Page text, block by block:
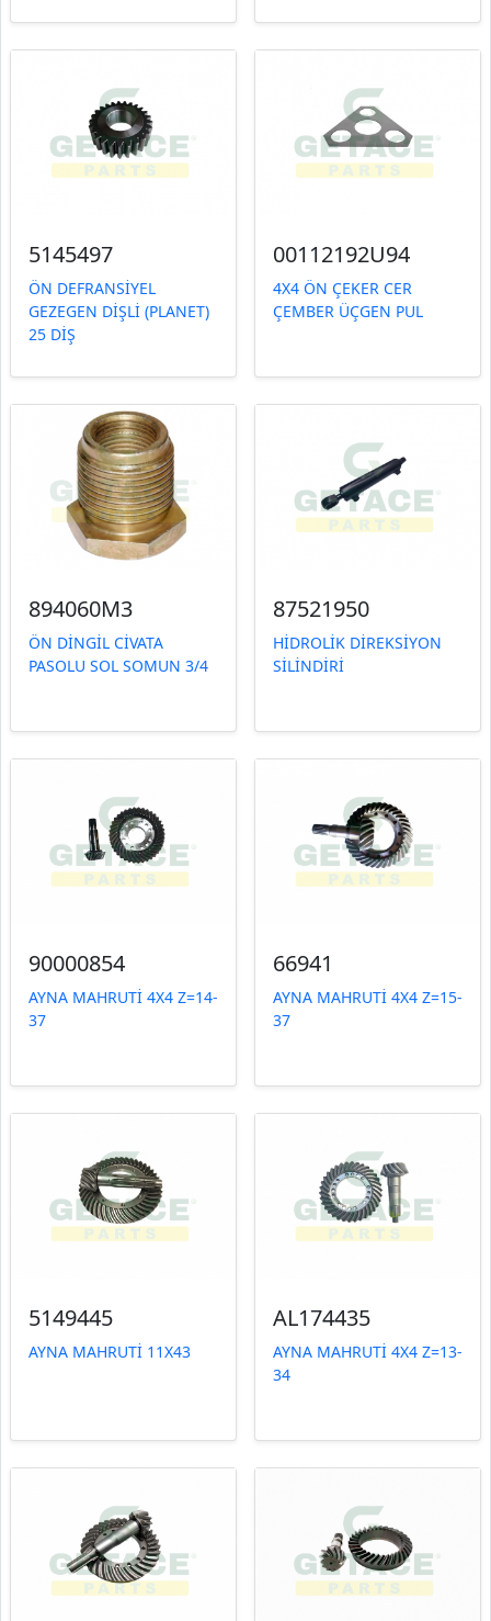
5145497
ÖN DEFRANSİYEL
GEZEGEN DİŞLİ (PLANET)
25 DİŞ
00112192U94
4X4 ÖN ÇEKER CER
ÇEMBER ÜÇGEN PUL
894060M3
ÖN DİNGİL CİVATA
PASOLU SOL SOMUN 3/4
87521950
HİDROLİK DİREKSİYON
SİLİNDİRİ
90000854
AYNA MAHRUTİ 4X4 Z=14-
37
66941
AYNA MAHRUTİ 4X4 Z=15-
37
5149445
AYNA MAHRUTİ 11X43
AL174435
AYNA MAHRUTİ 4X4 Z=13-
34